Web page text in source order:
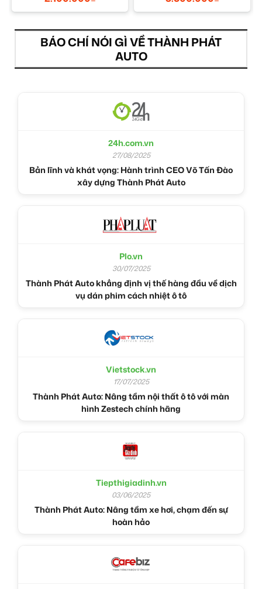
BÁO CHÍ NÓI GÌ VỀ THÀNH PHÁT
AUTO
24h.com.vn
27/08/2025
Bản lĩnh và khát vọng: Hành trình CEO Võ Tấn Đào
xây dựng Thành Phát Auto
Plo.vn
30/07/2025
Thành Phát Auto khẳng định vị thế hàng đầu về dịch
vụ dán phim cách nhiệt ô tô
Vietstock.vn
17/07/2025
Thành Phát Auto: Nâng tầm nội thất ô tô với màn
hình Zestech chính hãng
Tiepthigiadinh.vn
03/06/2025
Thành Phát Auto: Nâng tầm xe hơi, chạm đến sự
hoàn hảo